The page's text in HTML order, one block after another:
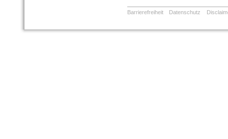
Barrierefreiheit Datenschutz